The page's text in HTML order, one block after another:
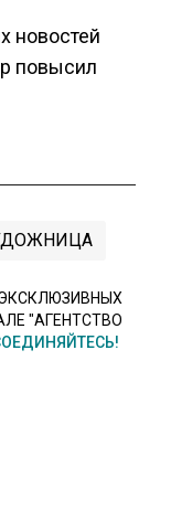
новостей
повысил
"АГЕНТСТВО